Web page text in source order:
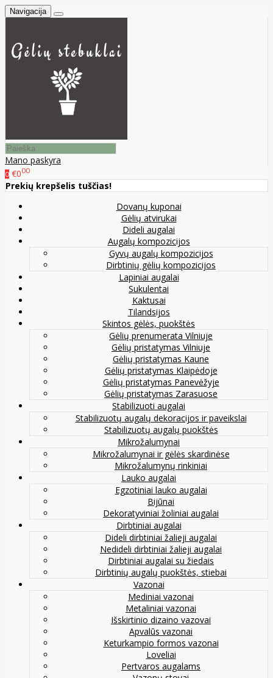
Navigacija
Mano paskyra
0 €000
Prekių krepšelis tuščias!
Dovanų kuponai
Gėlių atvirukai
Dideli augalai
Augalų kompozicijos
Gyvų augalų kompozicijos
Dirbtinių gėlių kompozicijos
Lapiniai augalai
Sukulentai
Kaktusai
Tilandsijos
Skintos gėlės, puokštės
Gėlių prenumerata Vilniuje
Gėlių pristatymas Vilniuje
Gėlių pristatymas Kaune
Gėlių pristatymas Klaipėdoje
Gėlių pristatymas Panevėžyje
Gėlių pristatymas Zarasuose
Stabilizuoti augalai
Stabilizuotų augalų dekoracijos ir paveikslai
Stabilizuotų augalų puokštės
Mikrožalumynai
Mikrožalumynai ir gėlės skardinėse
Mikrožalumynų rinkiniai
Lauko augalai
Egzotiniai lauko augalai
Bijūnai
Dekoratyviniai žoliniai augalai
Dirbtiniai augalai
Dideli dirbtiniai žalieji augalai
Nedideli dirbtiniai žalieji augalai
Dirbtiniai augalai su žiedais
Dirbtinių augalų puokštės, stiebai
Vazonai
Mediniai vazonai
Metaliniai vazonai
Išskirtinio dizaino vazovai
Apvalūs vazonai
Keturkampio formos vazonai
Loveliai
Pertvaros augalams